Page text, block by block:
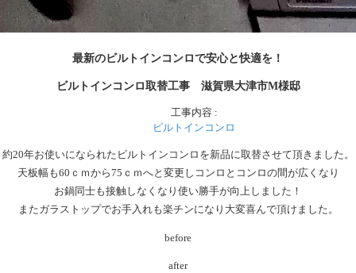
最新のビルトインコンロで安心と快適を！
ビルトインコンロ取替工事 滋賀県大津市M様邸
工事内容 :
ビルトインコンロ
約20年お使いになられたビルトインコンロを新品に取替させて頂きました。
天板幅も60ｃｍから75ｃｍへと変更しコンロとコンロの間が広くなり
お鍋同士も接触しなくなり使い勝手が向上しました！
またガラストップでお手入れも楽チンになり大変喜んで頂けました。
before
after